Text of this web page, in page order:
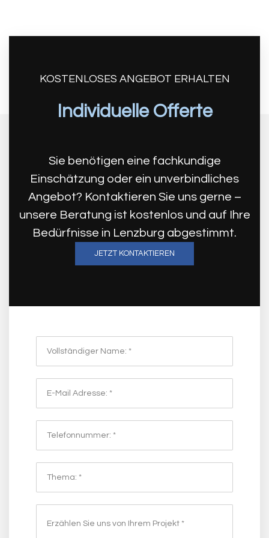
KOSTENLOSES ANGEBOT ERHALTEN
Individuelle Offerte
Sie benötigen eine fachkundige
Einschätzung oder ein unverbindliches
Angebot? Kontaktieren Sie uns gerne –
unsere Beratung ist kostenlos und auf Ihre
Bedürfnisse in Lenzburg abgestimmt.
JETZT KONTAKTIEREN